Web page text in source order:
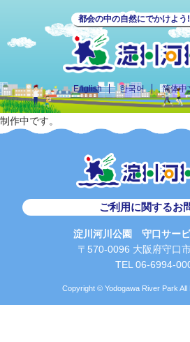
都会の中の自然にでかけよう
English 한국어 简体中
制作中です。
ご利用に関するお
淀川河川公園 守口サー
〒570-0096 大阪府守口
TEL 06-6994-
Copyright © Yodogawa River Park All